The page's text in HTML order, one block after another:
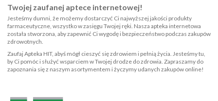
Twojej zaufanej aptece internetowej!
Jesteśmy dumni, że możemy dostarczyć Ci najwyższej jakości produkty
farmaceutyczne, wszystko w zasięgu Twojej ręki. Nasza apteka internetowa
została stworzona, aby zapewnić Ci wygodę i bezpieczeństwo podczas zakupów
zdrowotnych.
Zaufaj Apteka HIT, abyś mógł cieszyć się zdrowiem i pełnią życia. Jesteśmy tu,
by Ci pomóc i służyć wsparciem w Twojej drodze do zdrowia. Zapraszamy do
zapoznania się z naszym asortymentem i życzymy udanych zakupów online!